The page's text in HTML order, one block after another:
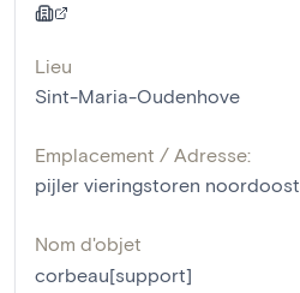
Lieu
Sint-Maria-Oudenhove
Emplacement / Adresse:
pijler vieringstoren noordoost
Nom d'objet
corbeau[support]